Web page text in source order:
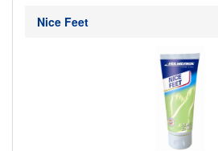
Nice Feet